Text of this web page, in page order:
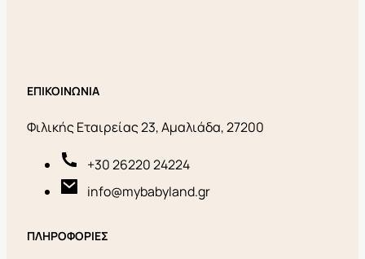
ΕΠΙΚΟΙΝΩΝΙΑ
Φιλικής Εταιρείας 23, Αμαλιάδα, 27200
+30 26220 24224
info@mybabyland.gr
ΠΛΗΡΟΦΟΡΙΕΣ